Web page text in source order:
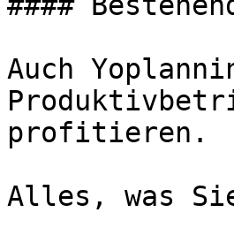
Auch
profitieren.
Alles, was